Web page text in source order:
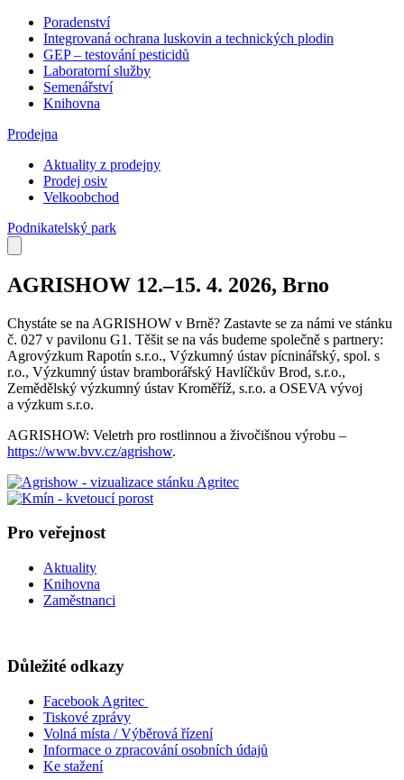
Poradenství
Integrovaná ochrana luskovin a technických plodin
GEP – testování pesticidů
Laboratorní služby
Semenářství
Knihovna
Prodejna
Aktuality z prodejny
Prodej osiv
Velkoobchod
Podnikatelský park
AGRISHOW 12.–15. 4. 2026, Brno
Chystáte se na AGRISHOW v Brně? Zastavte se za námi ve stánku
č. 027 v pavilonu G1. Těšit se na vás budeme společně s partnery:
Agrovýzkum Rapotín s.r.o., Výzkumný ústav pícninářský, spol. s
r.o., Výzkumný ústav bramborářský Havlíčkův Brod, s.r.o.,
Zemědělský výzkumný ústav Kroměříž, s.r.o. a OSEVA vývoj
a výzkum s.r.o.
AGRISHOW: Veletrh pro rostlinnou a živočišnou výrobu –
https://www.bvv.cz/agrishow.
Pro veřejnost
Aktuality
Knihovna
Zaměstnanci
Důležité odkazy
Facebook Agritec
Tiskové zprávy
Volná místa / Výběrová řízení
Informace o zpracování osobních údajů
Ke stažení